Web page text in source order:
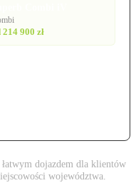
214 900 zł
dojazdem dla klientów
województwa.